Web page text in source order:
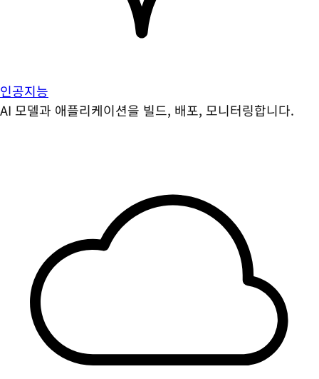
인공지능
AI 모델과 애플리케이션을 빌드, 배포, 모니터링합니다.